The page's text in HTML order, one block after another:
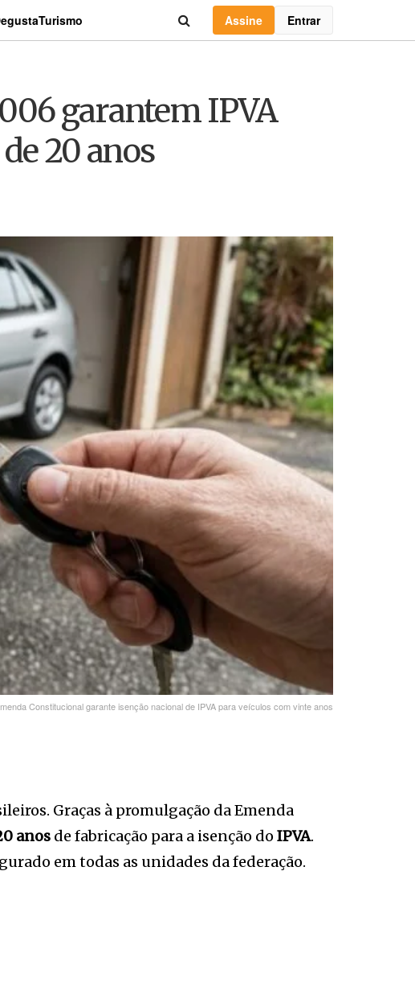
Turismo Assine Entrar
garantem IPVA
20 anos
Constitucional garante isenção nacional de IPVA para veículos com vinte anos
Graças à promulgação da Emenda
anos de fabricação para a isenção do IPVA.
em todas as unidades da federação.